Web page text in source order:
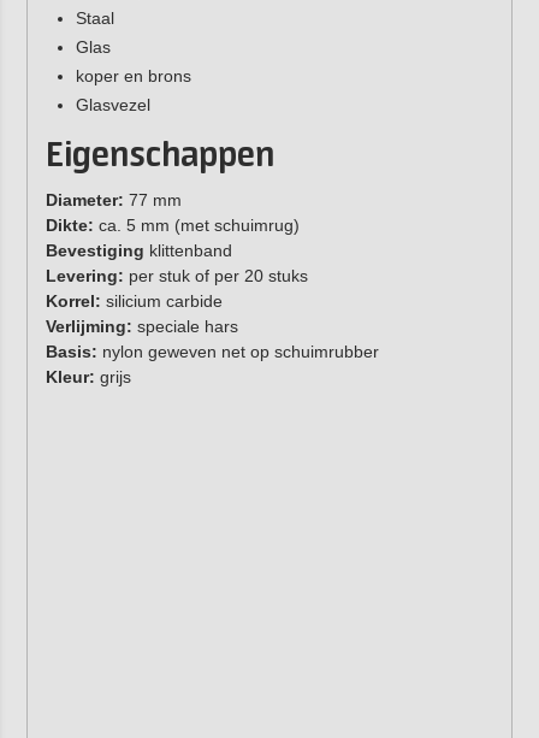
Staal
Glas
koper en brons
Glasvezel
Eigenschappen
Diameter: 77 mm
Dikte: ca. 5 mm (met schuimrug)
Bevestiging klittenband
Levering: per stuk of per 20 stuks
Korrel: silicium carbide
Verlijming: speciale hars
Basis: nylon geweven net op schuimrubber
Kleur: grijs